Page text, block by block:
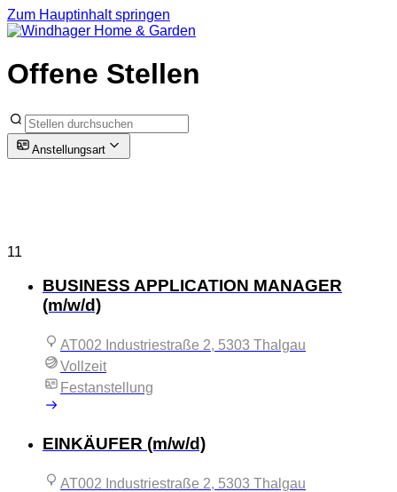
Zum Hauptinhalt springen
Offene Stellen
Anstellungsart
11
BUSINESS APPLICATION MANAGER
(m/w/d)
AT002 Industriestraße 2, 5303 Thalgau
Vollzeit
Festanstellung
EINKÄUFER (m/w/d)
AT002 Industriestraße 2, 5303 Thalgau